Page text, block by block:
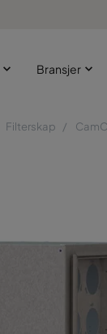
Bransjer
Filterskap